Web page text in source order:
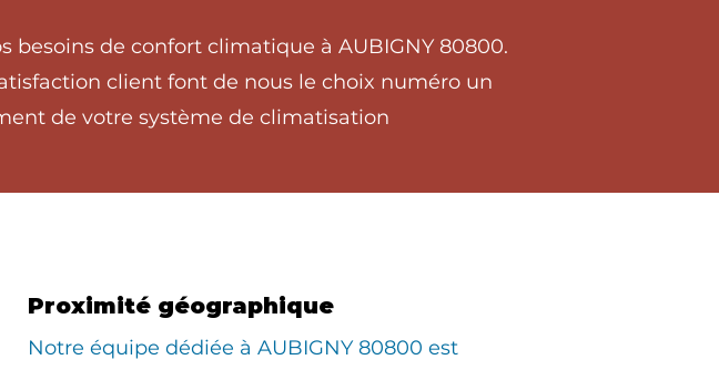
de confort climatique à AUBIGNY 80800.
client font de nous le choix numéro un
de votre système de climatisation
Proximité géographique
​Notre équipe dédiée à AUBIGNY 80800 est